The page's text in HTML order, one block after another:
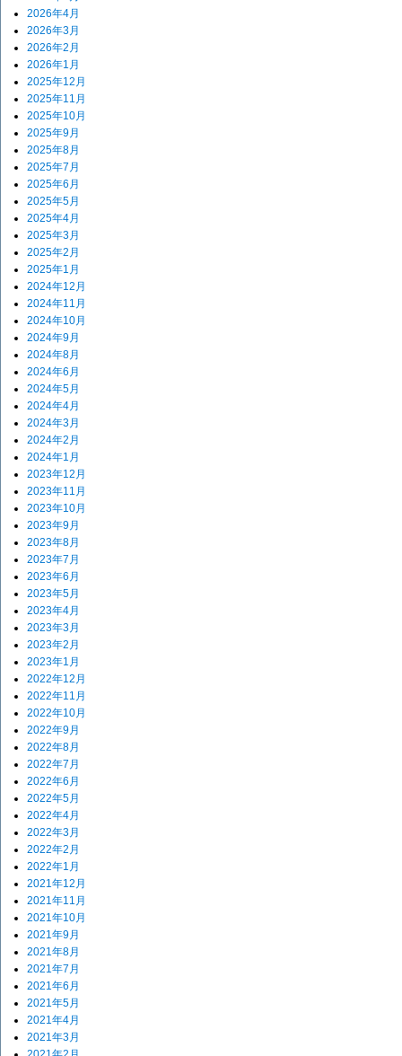
2026年4月
2026年3月
2026年2月
2026年1月
2025年12月
2025年11月
2025年10月
2025年9月
2025年8月
2025年7月
2025年6月
2025年5月
2025年4月
2025年3月
2025年2月
2025年1月
2024年12月
2024年11月
2024年10月
2024年9月
2024年8月
2024年6月
2024年5月
2024年4月
2024年3月
2024年2月
2024年1月
2023年12月
2023年11月
2023年10月
2023年9月
2023年8月
2023年7月
2023年6月
2023年5月
2023年4月
2023年3月
2023年2月
2023年1月
2022年12月
2022年11月
2022年10月
2022年9月
2022年8月
2022年7月
2022年6月
2022年5月
2022年4月
2022年3月
2022年2月
2022年1月
2021年12月
2021年11月
2021年10月
2021年9月
2021年8月
2021年7月
2021年6月
2021年5月
2021年4月
2021年3月